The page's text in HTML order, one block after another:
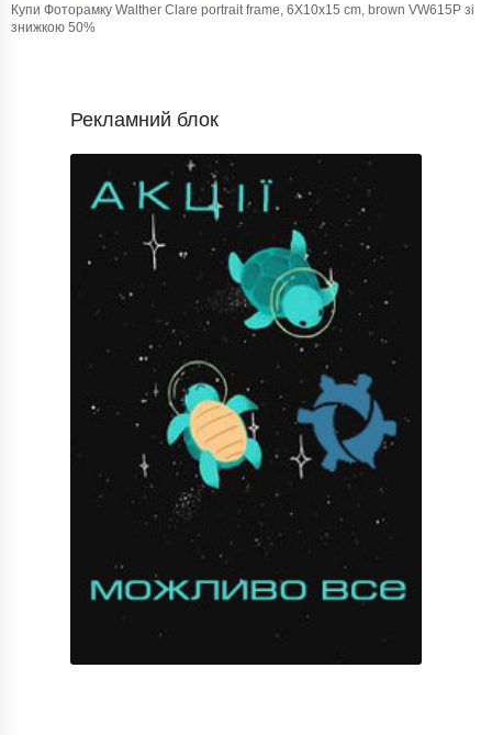
Купи Фоторамку Walther Clare portrait frame, 6X10x15 cm, brown VW615P зі
знижкою 50%
Рекламний блок